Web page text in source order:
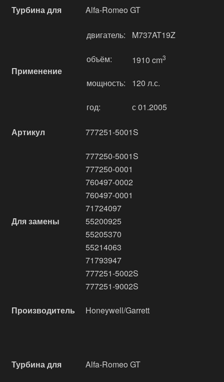
Турбина для Alfa-Romeo GT
Применение
двигатель: M737AT19Z
объём: 1910 cm3
мощность: 120 л.с.
год: с 01.2005
Артикул 777251-5001S
Для замены
777250-5001S
777250-0001
760497-0002
760497-0001
71724097
55200925
55205370
55214063
71793947
777251-5002S
777251-9002S
Производитель Honeywell/Garrett
Турбина для Alfa-Romeo GT